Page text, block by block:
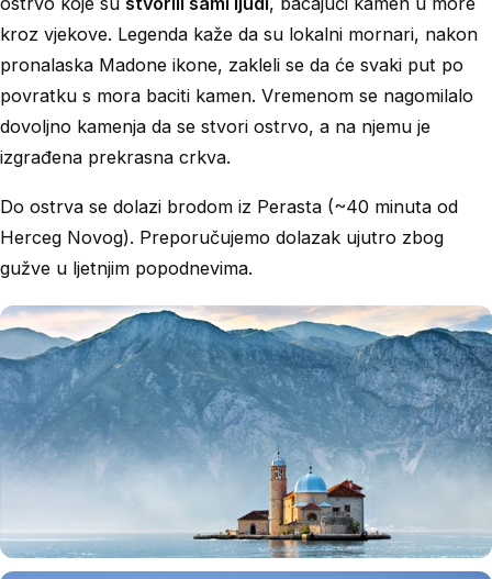
kroz vjekove. Legenda kaže da su lokalni mornari, nakon
pronalaska Madone ikone, zakleli se da će svaki put po
povratku s mora baciti kamen. Vremenom se nagomilalo
dovoljno kamenja da se stvori ostrvo, a na njemu je
izgrađena prekrasna crkva.
Do ostrva se dolazi brodom iz Perasta (~40 minuta od
Herceg Novog). Preporučujemo dolazak ujutro zbog
gužve u ljetnjim popodnevima.